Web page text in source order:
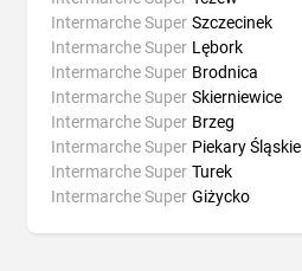
Intermarche Super Szczecinek
Intermarche Super Lębork
Intermarche Super Brodnica
Intermarche Super Skierniewice
Intermarche Super Brzeg
Intermarche Super Piekary Śląskie
Intermarche Super Turek
Intermarche Super Giżycko